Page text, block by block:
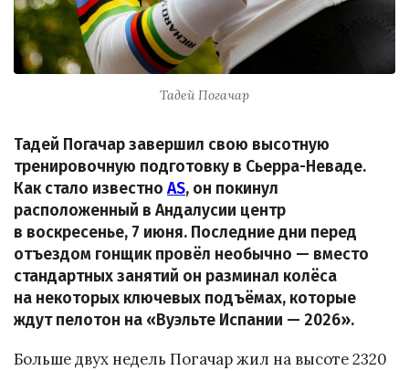
Тадей Погачар
Тадей Погачар завершил свою высотную
тренировочную подготовку в Сьерра-Неваде.
Как стало известно AS, он покинул
расположенный в Андалусии центр
в воскресенье, 7 июня. Последние дни перед
отъездом гонщик провёл необычно — вместо
стандартных занятий он разминал колёса
на некоторых ключевых подъёмах, которые
ждут пелотон на «Вуэльте Испании — 2026».
Больше двух недель Погачар жил на высоте 2320